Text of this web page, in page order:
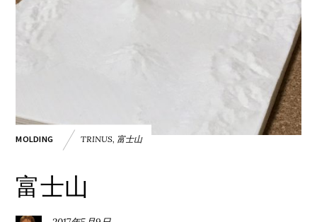
MOLDING TRINUS, 富士山
富士山